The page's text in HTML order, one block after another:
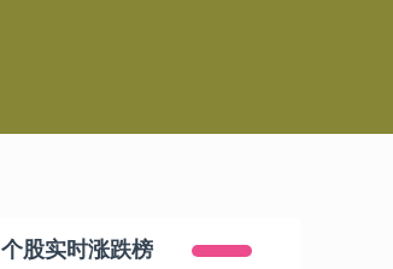
个股实时涨跌榜